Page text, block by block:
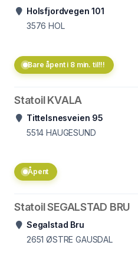
Holsfjordvegen 101
3576 HOL
Bare åpent i 8 min. til!!!
Statoil KVALA
Tittelsnesveien 95
5514 HAUGESUND
Åpent
Statoil SEGALSTAD BRU
Segalstad Bru
2651 ØSTRE GAUSDAL